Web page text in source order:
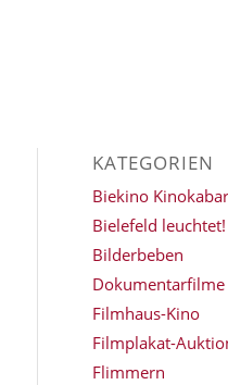
KATEGORIEN
Biekino
Bielefeld leuchtet!
Bilderbeben
Filmhaus-Kino
Filmplakat-
Flimmern